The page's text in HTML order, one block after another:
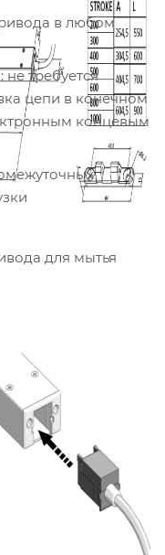
в любом
не требуется
цепи в конечном
концевым
для мытья